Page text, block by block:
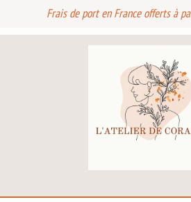
Frais de port en France offerts à